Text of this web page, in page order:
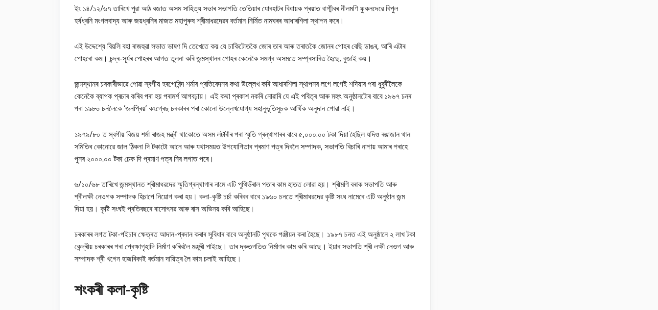
ইং ১৪/১২/৬৭ তাৰিখে পুৱা আঠ বজাত অসম সাহিত্য সভাৰ সভাপতি তেতিয়াৰ যোৰহাটৰ বিধায়ক প্ৰয়াত বাগ্মীবৰ নীলমণি ফুকনদেৱে বিপুল
হৰ্ষধ্বনি মংগলবাদ্য আৰু জয়ধ্বনিৰ মাজত মহাপুৰুষ শ্ৰীমাধৱদেৱৰ বৰ্তমান নিৰ্মিত নামঘৰৰ আধাৰশিলা স্থাপন কৰে।
এই উদ্দেশ্যে বিয়লি বহা ৰাজহুৱা সভাত ভাষণ দি তেখেতে কয় যে চাকিটোতকৈ জোৰ তাৰ আৰু তৰাতকৈ জোনৰ পোহৰ বেছি ডাঙৰ, আৰি এটাৰ
পোহৰো কম। চন্দ্ৰ-সূৰ্যৰ পোহৰৰ আগত তুলনা কৰি জন্মস্থানৰ পোহৰ কেনেকৈ সমগ্ৰ অসমতে সম্প্ৰসাৰিত হৈছে, বুজাই কয়।
জন্মস্থানৰ চৰকাৰীভাৱে পোৱা স্বগীয় হৰগোবিন্দ শৰ্মাৰ প্ৰতিবেদনৰ কথা উল্লেখ কৰি আধাৰশিলা স্থাপনৰ লগে লগেই শদিয়াৰ পৰা ধুবুৰীলৈকে
কেনেকৈ ব্যাপক প্ৰচাৰ কৰিব পৰা হয় পৰামৰ্শ আগবঢ়ায়। এই কথা প্ৰকাশ নকৰি নোৱাৰি যে এই পবিত্ৰ আৰু মহৎ অনুষ্ঠানটোৰ বাবে ১৯৬৭ চনৰ
পৰা ১৯৮০ চনলৈকে ‘জনপ্ৰিয়’ কংগ্ৰেছ চৰকাৰৰ পৰা কোনো উল্লেখযোগ্য সহানুভূতিসুচক আৰ্থিক অনুদান পোৱা নাই।
১৯৭৯/৮০ ত স্বগীয় বিজয় শৰ্মা ৰাজহ মন্ত্ৰী থাকোতে অসম লটাৰীৰ পৰা স্মৃতি গ্ৰন্থাগাৰৰ বাবে ৫,০০০.০০ টকা দিয়া হৈছিল যদিও ৰঙাজান থান
সমিতিৰ কোনোৱে জাল ঠিকনা দি টকাটো আনে আৰু যথাসময়ত উপযোগিতাৰ প্ৰমাণ পত্ৰ দিবলৈ সম্পাদক, সভাপতি বিচাৰি নাপায় আমাৰ পৰাহে
পুনৰ ২০০০.০০ টকা চেক দি প্ৰমাণ পত্ৰ নিব লগাত পৰে।
৬/১০/৬৮ তাৰিখে জন্মস্থানত শ্ৰীমাধৱদেৱ স্মৃতিগ্ৰন্থাগাৰ নামে এটি পুথিভঁৰাল পতাৰ কাম হাতত লোৱা হয়। শ্ৰীমণি বৰাক সভাপতি আৰু
শ্ৰীলক্ষী নেওগক সম্পাদক হিচাপে নিয়োগ কৰা হয়। কলা-কৃষ্টি চৰ্চা কৰিবৰ বাবে ১৯৬০ চনতে শ্ৰীমাধৱদেৱ কৃষ্টি সংঘ নামেৰে এটি অনুষ্ঠান জন্ম
দিয়া হয়। কৃষ্টি সংঘই প্ৰতিবছৰে ৰাসোৎসৱ আৰু ৰাস অভিনয় কৰি আহিছে।
চৰকাৰৰ লগত টকা-পইচাৰ ক্ষেত্ৰত আদান-প্ৰদান কৰাৰ সুবিধাৰ বাবে অনুষ্ঠানটি পৃথকে পঞ্জীয়ন কৰা হৈছে। ১৯৮৭ চনত এই অনুষ্ঠানে ২ লাখ টকা
কেন্দ্ৰীয় চৰকাৰৰ পৰা প্ৰেক্ষাগৃহাদি নিৰ্মাণ কৰিবলৈ মঞ্জুৰী পাইছে। তাৰ দ্ৰুতগতিত নিৰ্মাণৰ কাম কৰি আছে। ইয়াৰ সভাপতি শ্ৰী লক্ষী নেওগ আৰু
সম্পাদক শ্ৰী খগেন হাজৰিকাই বৰ্তমান দায়িত্ব লৈ কাম চলাই আহিছে।
শংকৰী কলা-কৃষ্টি